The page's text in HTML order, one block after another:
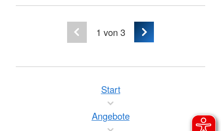
1 von 3
Start
Angebote